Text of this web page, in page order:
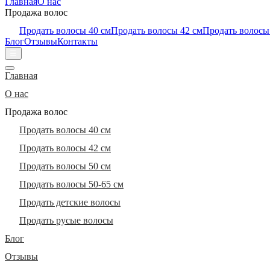
Продажа волос
Продать волосы 40 смПродать волосы 42 смПродать
БлогОтзывыКонтакты
Главная
О нас
Продажа волос
Продать волосы 40 см
Продать волосы 42 см
Продать волосы 50 см
Продать волосы 50-65 см
Продать детские волосы
Продать русые волосы
Блог
Отзывы